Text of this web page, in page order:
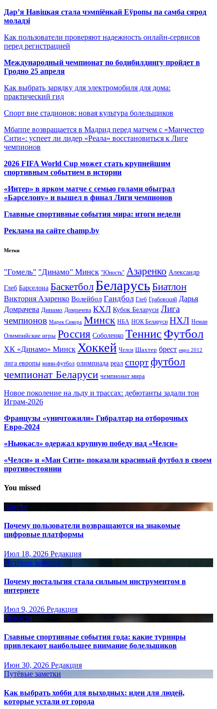
Дар’я Навіцкая стала чэмпіёнкай Еўропы па самба сярод
моладзі
Как пользователи проверяют надежность онлайн-сервисов
перед регистрацией
Международный чемпионат по бодибилдингу пройдет в
Гродно 25 апреля
Как выбрать зарядку для электромобиля для дома:
практический гид
Спорт вне стадионов: новая культура болельщиков
Мбаппе возвращается в Мадрид перед матчем с «Манчестер
Сити»: успеет ли лидер «Реала» восстановиться к Лиге
чемпионов
2026 FIFA World Cup может стать крупнейшим
спортивным событием в истории
«Интер» в ярком матче с семью голами обыграл
«Барселону» и вышел в финал Лиги чемпионов
Главные спортивные события мира: итоги недели
Реклама на сайте champ.by
Метки
"Гомель" "Динамо" Минск "Юность" Азаренко Александр
Глеб Барселона Баскетбол БеларусьБиатлон
Виктория Азаренко Волейбол Гандбол Глеб Грабовский Дарья
Домрачева Динамо Домрачева КХЛ Кубок Беларуси Лига
чемпионов Марек Сикора Минск НБА НОК Беларуси НХЛ Неман
Олимпийские игры Россия Соболенко Теннис Футбол
ХК «Динамо» Минск Хоккей Челси Шахтер брест евро 2012
лига европы мини-футбол олимпиада реал спортфутбол
чемпионат Беларуси чемпионат мира
Новое поколение на льду и трассах: дебютанты задали тон
Играм-2026
Французы «уничтожили» Гибралтар на отборочных
Евро-2024
«Ньюкасл» одержал крупную победу над «Челси»
«Челси» и «Ман Сити» показали красивый футбол в своем
противостоянии
You missed
Другое
Почему пользователи возвращаются на знакомые
цифровые платформы
Июл 18, 2026 Редакция
Путёвые заметки
Почему ностальгия стала сильным инструментом в
интернете
Июл 9, 2026 Редакция
Новости
Главные спортивные события года: какие турниры
привлекают наибольшее внимание болельщиков
Июн 30, 2026 Редакция
Путёвые заметки
Как выбрать хобби для выходных: идеи для людей,
которые устали от города